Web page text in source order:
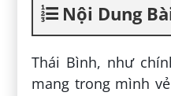
Nội Dung
Thái Bình, như
mang trong mình